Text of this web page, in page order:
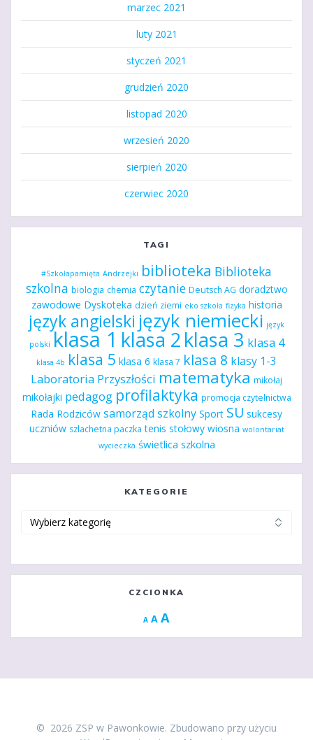
marzec 2021
luty 2021
styczeń 2021
grudzień 2020
listopad 2020
wrzesień 2020
sierpień 2020
czerwiec 2020
TAGI
#Szkołapamięta Andrzejki biblioteka Biblioteka
szkolna biologia chemia czytanie Deutsch AG doradztwo
zawodowe Dyskoteka dzień ziemi eko szkoła fizyka historia
język angielski język niemiecki język
polski klasa 1 klasa 2klasa 3 klasa 4
klasa 4b klasa 5 klasa 6 klasa 7 klasa 8 klasy 1-3
Laboratoria Przyszłości matematyka mikołaj
mikołajki pedagog profilaktyka promocja czytelnictwa
Rada Rodziców samorząd szkolny Sport SU sukcesy
uczniów szlachetna paczka tenis stołowy wiosna wolontariat
wycieczka świetlica szkolna
KATEGORIE
CZCIONKA
A Decrease
A Reset
A
© 2026 ZSP w Pawonkowie. Zbudowano przy użyciu